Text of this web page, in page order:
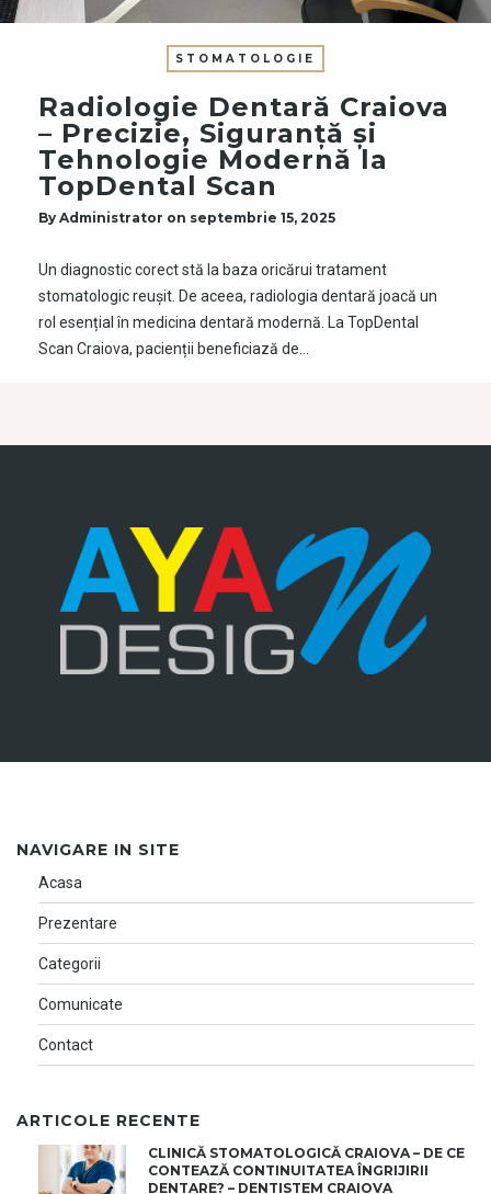
STOMATOLOGIE
Radiologie Dentară Craiova
– Precizie, Siguranță și
Tehnologie Modernă la
TopDental Scan
By Administrator on septembrie 15, 2025
Un diagnostic corect stă la baza oricărui tratament
stomatologic reușit. De aceea, radiologia dentară joacă un
rol esențial în medicina dentară modernă. La TopDental
Scan Craiova, pacienții beneficiază de…
NAVIGARE IN SITE
Acasa
Prezentare
Categorii
Comunicate
Contact
ARTICOLE RECENTE
CLINICĂ STOMATOLOGICĂ CRAIOVA – DE CE
CONTEAZĂ CONTINUITATEA ÎNGRIJIRII
DENTARE? – DENTISTEM CRAIOVA